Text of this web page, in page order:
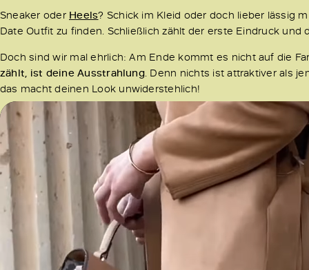
Sneaker oder Heels? Schick im Kleid oder doch lieber lässig
Date Outfit zu finden. Schließlich zählt der erste Eindruck
Doch sind wir mal ehrlich: Am Ende kommt es nicht auf die
zählt, ist deine Ausstrahlung. Denn nichts ist attraktiver als
das macht deinen Look unwiderstehlich!